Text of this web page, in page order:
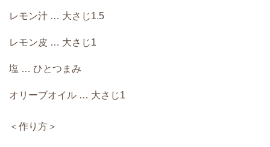
レモン汁 … 大さじ1.5
レモン皮 … 大さじ1
塩 … ひとつまみ
オリーブオイル … 大さじ1
＜作り方＞